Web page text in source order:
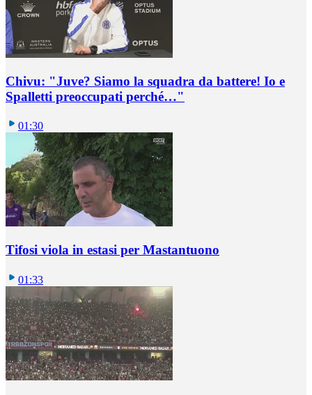
Chivu: "Juve? Siamo la squadra da battere! Io e
Spalletti preoccupati perché…"
01:30
Tifosi viola in estasi per Mastantuono
01:33